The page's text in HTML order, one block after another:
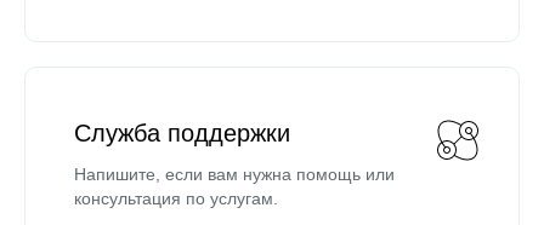
Служба поддержки
Напишите, если вам нужна помощь или
консультация по услугам.